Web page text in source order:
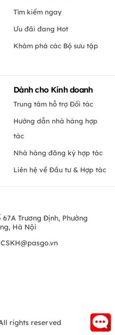
Tìm kiếm ngay
Ưu đãi đang Hot
Khám phá các Bộ sưu tập
Dành cho Kinh doanh
Trung tâm hỗ trợ Đối tác
Hướng dẫn nhà hàng hợp
tác
Nhà hàng đăng ký hợp tác
Liên hệ về Đầu tư & Hợp tác
Trương Định, Phường
Hà Nội
CSKH@pasgo.vn
rights reserved